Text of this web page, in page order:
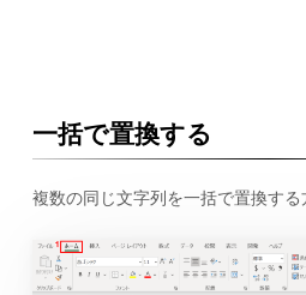
一括で置換する
複数の同じ文字列を一括で置換する